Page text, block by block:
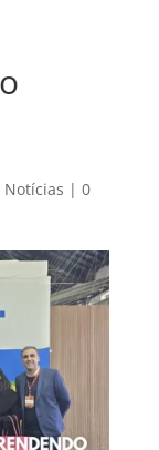
Notícias | 0